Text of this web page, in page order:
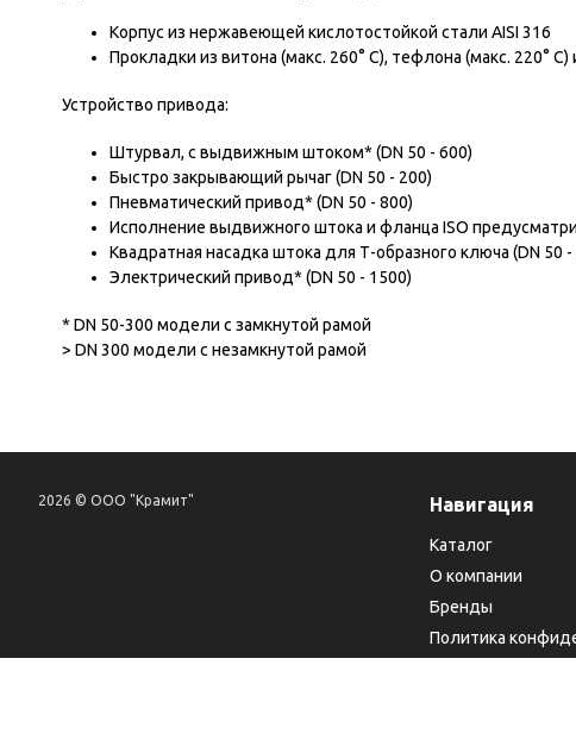
Корпус из нержавеющей кислотостойкой стали AISI 316
Прокладки из витона (макс. 260° С), тефлона (макс. 220° С)
Устройство привода:
Штурвал, с выдвижным штоком* (DN 50 - 600)
Быстро закрывающий рычаг (DN 50 - 200)
Пневматический привод* (DN 50 - 800)
Исполнение выдвижного штока и фланца ISO
Квадратная насадка штока для Т-образного ключа (DN 50 -
Электрический привод* (DN 50 - 1500)
* DN 50-300 модели с замкнутой рамой
> DN 300 модели с незамкнутой рамой
2026 © ООО "Крамит" Навигация
Каталог
О компании
Бренды
Политика